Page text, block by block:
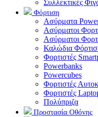
Συλλεκτικές
Φόρτιση
Ασύρματα
Aσύρματοι
Ασύρματοι
Καλώδια
Φορτιστές
Powerbanks
Powercubes
Φορτιστές
Φορτιστές
Πολύπριζα
Προστασία Οθόνης